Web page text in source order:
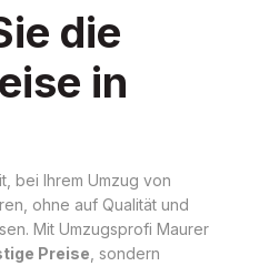
die
in
bei Ihrem Umzug von
ohne auf Qualität und
Mit Umzugsprofi Maurer
Preise , sondern